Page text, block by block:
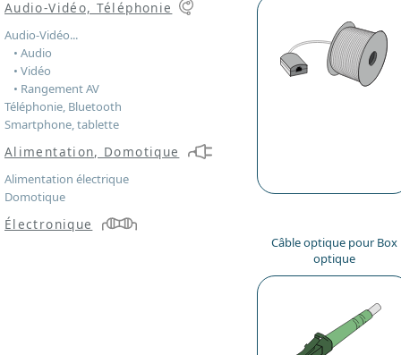
Câble optique pour Box
optique
Audio-Vidéo, Téléphonie
Audio-Vidéo...
• Audio
• Vidéo
• Rangement AV
Téléphonie, Bluetooth
Smartphone, tablette
Alimentation, Domotique
Alimentation électrique
Domotique
Électronique